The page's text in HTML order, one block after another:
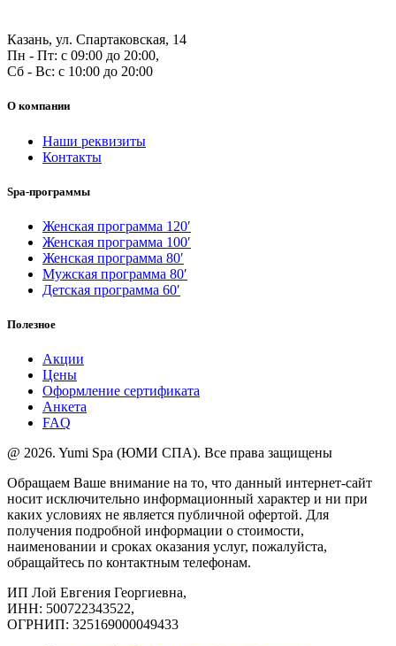
Казань, ул. Спартаковская, 14
Пн - Пт: с 09:00 до 20:00,
Сб - Вс: с 10:00 до 20:00
О компании
Наши реквизиты
Контакты
Spa-программы
Женская программа 120′
Женская программа 100′
Женская программа 80′
Мужская программа 80′
Детская программа 60′
Полезное
Акции
Цены
Оформление сертификата
Анкета
FAQ
@ 2026. Yumi Spa (ЮМИ СПА). Все права защищены
Обращаем Ваше внимание на то, что данный интернет-сайт
носит исключительно информационный характер и ни при
каких условиях не является публичной офертой. Для
получения подробной информации о стоимости,
наименовании и сроках оказания услуг, пожалуйста,
обращайтесь по контактным телефонам.
ИП Лой Евгения Георгиевна,
ИНН: 500722343522,
ОГРНИП: 325169000049433